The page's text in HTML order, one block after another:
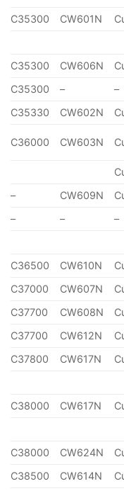
C35300 CW601N
C35300 CW606N
C35300
– –
C35330
CW602N
C36000 CW603N
–
CW609N
–
– –
C36500 CW610N
C37000
CW607N
C37700
CW608N
C37700
CW612N
C37800
CW617N
C38000 CW617N
C38000 CW624N
C38500
CW614N